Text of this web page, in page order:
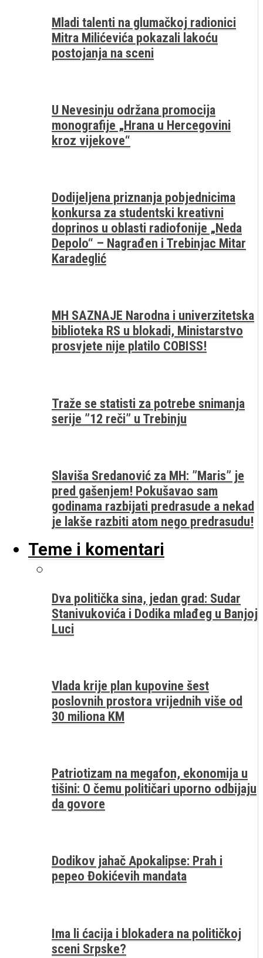
Mladi talenti na glumačkoj radionici
Mitra Milićevića pokazali lakoću
postojanja na sceni
U Nevesinju održana promocija
monografije „Hrana u Hercegovini
kroz vijekove“
Dodijeljena priznanja pobjednicima
konkursa za studentski kreativni
doprinos u oblasti radiofonije „Neda
Depolo“ – Nagrađen i Trebinjac Mitar
Karadeglić
MH SAZNAJE Narodna i univerzitetska
biblioteka RS u blokadi, Ministarstvo
prosvjete nije platilo COBISS!
Traže se statisti za potrebe snimanja
serije ”12 reči” u Trebinju
Slaviša Sredanović za MH: ”Maris” je
pred gašenjem! Pokušavao sam
godinama razbijati predrasude a nekad
je lakše razbiti atom nego predrasudu!
Teme i komentari
Dva politička sina, jedan grad: Sudar
Stanivukovića i Dodika mlađeg u Banjoj
Luci
Vlada krije plan kupovine šest
poslovnih prostora vrijednih više od
30 miliona KM
Patriotizam na megafon, ekonomija u
tišini: O čemu političari uporno odbijaju
da govore
Dodikov jahač Apokalipse: Prah i
pepeo Đokićevih mandata
Ima li ćacija i blokadera na političkoj
sceni Srpske?